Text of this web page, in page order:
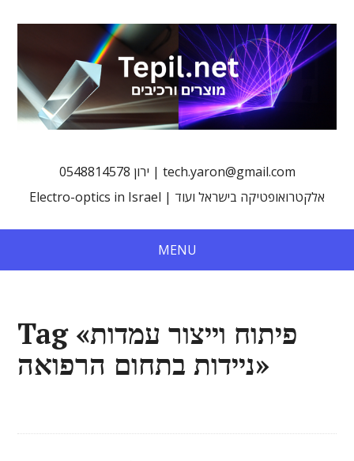
0548814578 ירון | tech.yaron@gmail.com
Electro-optics in Israel | אלקטרואופטיקה בישראל ועוד
MENU
Tag «פיתוח וייצור עמדות
ניידות בתחום הרפואה»